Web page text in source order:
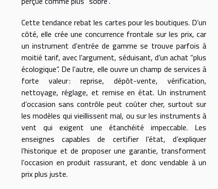
Cette tendance rebat les cartes pour les boutiques. D’un
côté, elle crée une concurrence frontale sur les prix, car
un instrument d’entrée de gamme se trouve parfois à
moitié tarif, avec l’argument, séduisant, d’un achat “plus
écologique”. De l’autre, elle ouvre un champ de services à
forte valeur : reprise, dépôt-vente, vérification,
nettoyage, réglage, et remise en état. Un instrument
d’occasion sans contrôle peut coûter cher, surtout sur
les modèles qui vieillissent mal, ou sur les instruments à
vent qui exigent une étanchéité impeccable. Les
enseignes capables de certifier l’état, d’expliquer
l’historique et de proposer une garantie, transforment
l’occasion en produit rassurant, et donc vendable à un
prix plus juste.